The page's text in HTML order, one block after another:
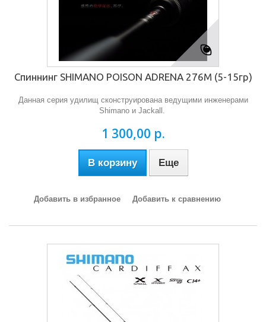
Спиннинг SHIMANO POISON ADRENA 276М (5-15гр)
Данная серия удилищ сконструирована ведущими инженерами
Shimano и Jackall.
1 300,00 р.
В корзину Еще
Добавить в избранное Добавить к сравнению